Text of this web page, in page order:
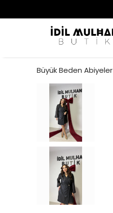
Büyük Beden Abiyeler